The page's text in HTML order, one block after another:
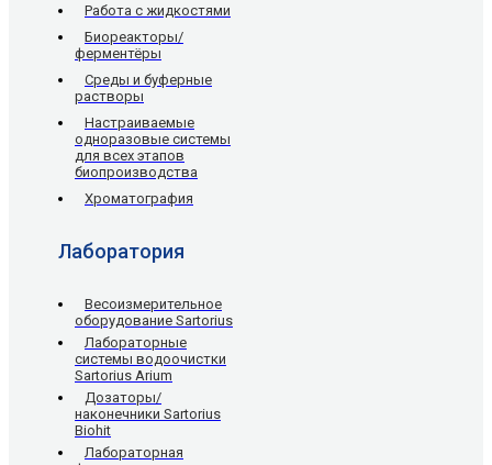
Работа с жидкостями
Биореакторы/
ферментёры
Среды и буферные
растворы
Настраиваемые
одноразовые системы
для всех этапов
биопроизводства
Хроматография
Лаборатория
Весоизмерительное
оборудование Sartorius
Лабораторные
системы водоочистки
Sartorius Arium
Дозаторы/
наконечники Sartorius
Biohit
Лабораторная